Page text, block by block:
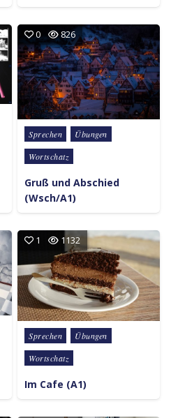
0 826
Posted in
Sprechen
Übungen
Wortschatz
Gruß und Abschied
(Wsch/A1)
1 1132
Posted in
Sprechen
Übungen
Wortschatz
Im Cafe (A1)